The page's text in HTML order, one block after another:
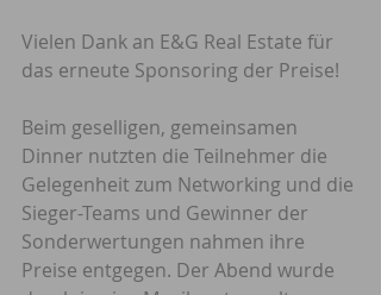
Vielen Dank an E&G Real Estate für
das erneute Sponsoring der Preise!
Beim geselligen, gemeinsamen
Dinner nutzten die Teilnehmer die
Gelegenheit zum Networking und die
Sieger-Teams und Gewinner der
Sonderwertungen nahmen ihre
Preise entgegen. Der Abend wurde